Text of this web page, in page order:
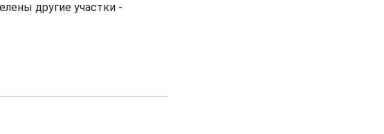
другие участки -